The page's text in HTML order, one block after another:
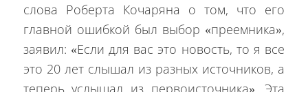
слова Роберта Кочаряна о том, что его
главной ошибкой был выбор «преемника»,
заявил: «Если для вас это новость, то я все
это 20 лет слышал из разных источников, а
теперь услышал из первоисточника». Эта